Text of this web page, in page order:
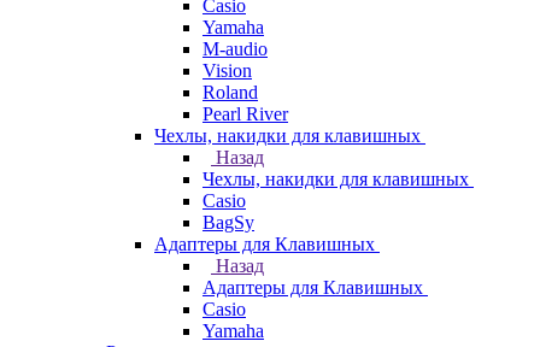
Casio
Yamaha
M-audio
Vision
Roland
Pearl River
Чехлы, накидки для клавишных
Назад
Чехлы, накидки для клавишных
Casio
BagSy
Адаптеры для Клавишных
Назад
Адаптеры для Клавишных
Casio
Yamaha